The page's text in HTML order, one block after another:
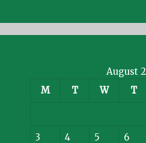
August
M
T W T
3 4 5 6